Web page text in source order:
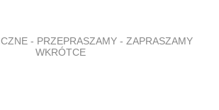
- PRZEPRASZAMY - ZAPRASZAMY
WKRÓTCE